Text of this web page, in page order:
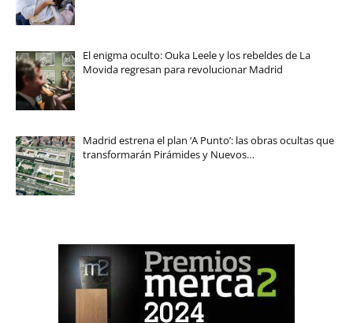
El enigma oculto: Ouka Leele y los rebeldes de La
Movida regresan para revolucionar Madrid
Madrid estrena el plan ‘A Punto’: las obras ocultas que
transformarán Pirámides y Nuevos…